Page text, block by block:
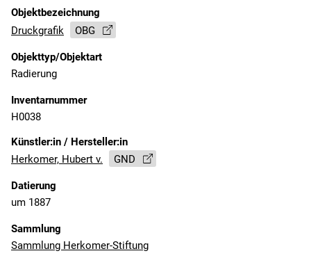
Objektbezeichnung
Druckgrafik
OBG
Objekttyp/Objektart
Radierung
Inventarnummer
H0038
Künstler:in / Hersteller:in
Herkomer, Hubert v.
GND
Datierung
um 1887
Sammlung
Sammlung Herkomer-Stiftung